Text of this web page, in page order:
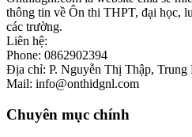
thông tin về Ôn thi THPT, đại học,
các trường.
Liên hệ:
Phone: 0862902394
Địa chỉ: P. Nguyễn Thị Thập, Trung
Mail: info@onthidgnl.com
Chuyên mục chính